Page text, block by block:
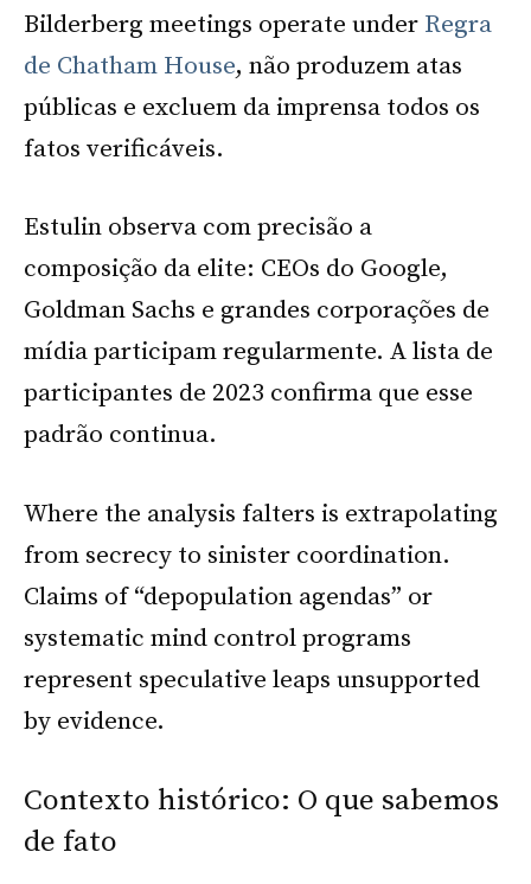
Bilderberg meetings operate under Regra
de Chatham House, não produzem atas
públicas e excluem da imprensa todos os
fatos verificáveis.
Estulin observa com precisão a
composição da elite: CEOs do Google,
Goldman Sachs e grandes corporações de
mídia participam regularmente. A lista de
participantes de 2023 confirma que esse
padrão continua.
Where the analysis falters is extrapolating
from secrecy to sinister coordination.
Claims of “depopulation agendas” or
systematic mind control programs
represent speculative leaps unsupported
by evidence.
Contexto histórico: O que sabemos
de fato